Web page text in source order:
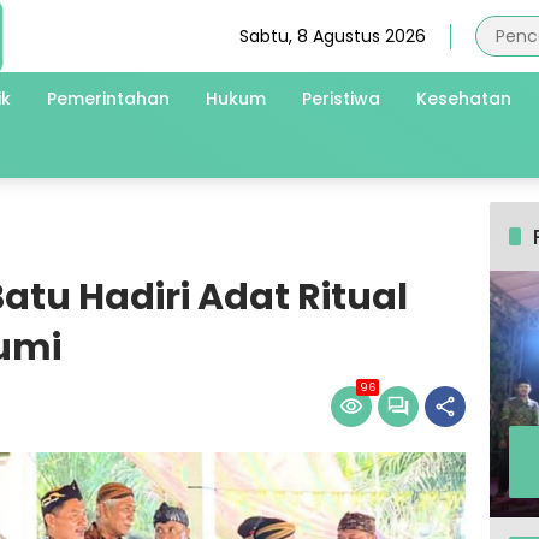
Sabtu, 8 Agustus 2026
Pemerintahan Hukum Peristiwa Kesehatan
Hadiri Adat Ritual
96